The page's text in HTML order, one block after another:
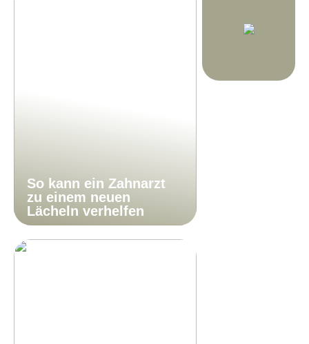
So kann ein Zahnarzt
zu einem neuen
Lächeln verhelfen